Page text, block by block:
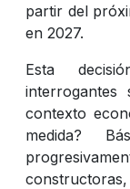
partir del
en 2027.
Esta
contexto
medida?